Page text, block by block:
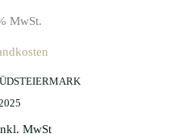
MwSt.
MwSt